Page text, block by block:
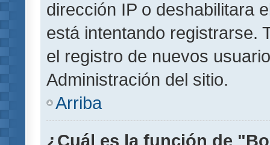
dirección IP o deshabilitara
está intentando registrarse.
el registro de nuevos
Administración del sitio.
Arriba
¿Cuál es la función de